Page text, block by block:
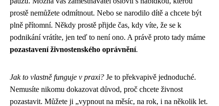
prostě nemůžete odmítnout. Nebo se narodilo dítě a chcete být
plně přítomní. Někdy prostě přijde čas, kdy víte, že se k
podnikání vrátíte, jen teď to není ono. A právě proto tady máme
pozastavení živnostenského oprávnění.
Jak to vlastně funguje v praxi? Je to překvapivě jednoduché.
Nemusíte nikomu dokazovat důvod, proč chcete živnost
pozastavit. Můžete ji „vypnout na měsíc, na rok, i na několik let.